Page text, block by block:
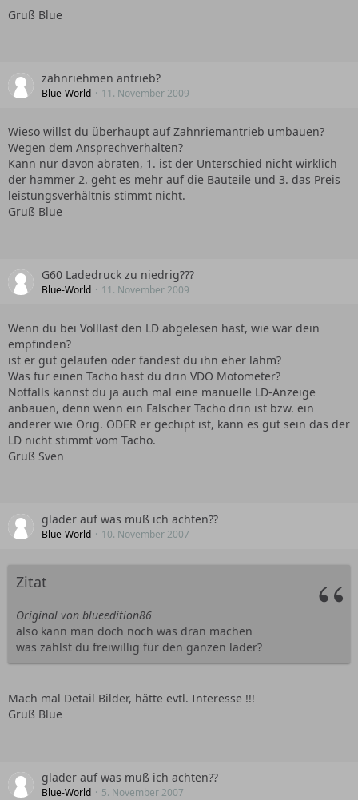
Gruß Blue
zahnriehmen antrieb?
Blue-World 11. November 2009
Wieso willst du überhaupt auf Zahnriemantrieb umbauen?
Wegen dem Ansprechverhalten?
Kann nur davon abraten, 1. ist der Unterschied nicht wirklich
der hammer 2. geht es mehr auf die Bauteile und 3. das Preis
leistungsverhältnis stimmt nicht.
Gruß Blue
G60 Ladedruck zu niedrig???
Blue-World 11. November 2009
Wenn du bei Volllast den LD abgelesen hast, wie war dein
empfinden?
ist er gut gelaufen oder fandest du ihn eher lahm?
Was für einen Tacho hast du drin VDO Motometer?
Notfalls kannst du ja auch mal eine manuelle LD-Anzeige
anbauen, denn wenn ein Falscher Tacho drin ist bzw. ein
anderer wie Orig. ODER er gechipt ist, kann es gut sein das der
LD nicht stimmt vom Tacho.
Gruß Sven
glader auf was muß ich achten??
Blue-World 10. November 2007
Zitat
Original von blueedition86
also kann man doch noch was dran machen
was zahlst du freiwillig für den ganzen lader?
Mach mal Detail Bilder, hätte evtl. Interesse !!!
Gruß Blue
glader auf was muß ich achten??
Blue-World 5. November 2007